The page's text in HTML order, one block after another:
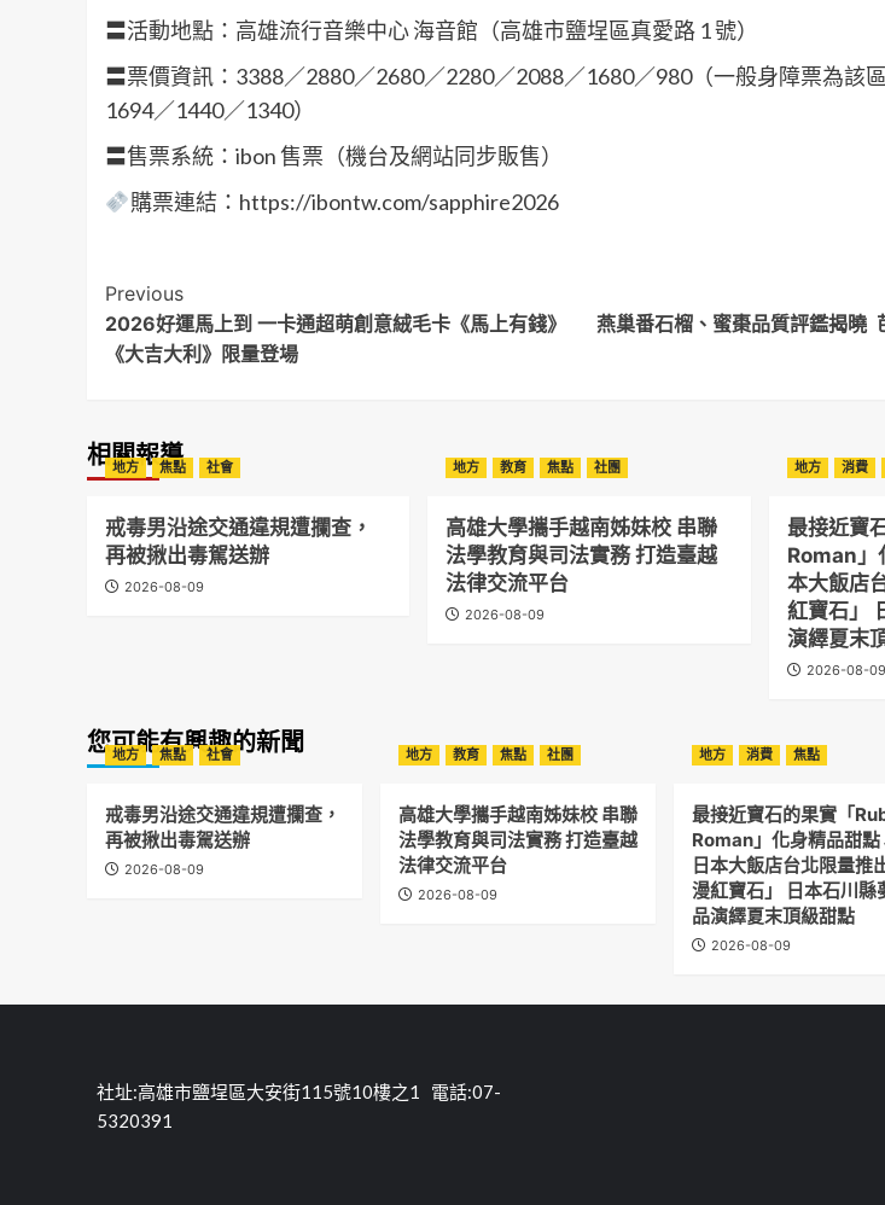
〓活動地點：高雄流行音樂中心 海音館（高雄市鹽埕區真愛路 1 號）
〓票價資訊：3388／2880／2680／2280／2088／1680／980（一般身障票為該
1694／1440／1340）
〓售票系統：ibon 售票（機台及網站同步販售）
購票連結：https://ibontw.com/sapphire2026
Post
Navigation
Previous
2026好運馬上到 一卡通超萌創意絨毛卡《馬上有錢》
《大吉大利》限量登場
燕巢番石榴、蜜棗品質評鑑揭曉
相關報導
地方 焦點 社會
戒毒男沿途交通違規遭攔查，
再被揪出毒駕送辦
2026-08-09
地方 教育 焦點 社團
高雄大學攜手越南姊妹校 串聯
法學教育與司法實務 打造臺越
法律交流平台
2026-08-09
地方 消費
最接近寶
Roman」
本大飯店
紅寶石」
演繹夏末
2026-08-09
您可能有興趣的新聞
地方 焦點 社會
戒毒男沿途交通違規遭攔查，
再被揪出毒駕送辦
2026-08-09
地方 教育 焦點 社團
高雄大學攜手越南姊妹校 串聯
法學教育與司法實務 打造臺越
法律交流平台
2026-08-09
地方 消費 焦點
最接近寶石的果實「
Roman」化身精品甜點
日本大飯店台北限量推
漫紅寶石」 日本石川縣
品演繹夏末頂級甜點
2026-08-09
社址:高雄市鹽埕區大安街115號10樓之1 電話:07-
5320391